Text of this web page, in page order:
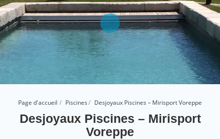
Page d'accueil Piscines Desjoyaux Piscines – Mirisport Voreppe
Desjoyaux Piscines – Mirisport
Voreppe